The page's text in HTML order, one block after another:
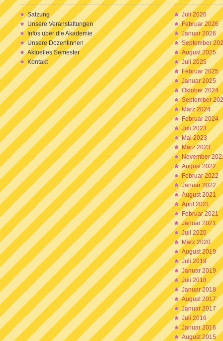
Satzung
Unsere Veranstaltungen
Infos über die Akademie
Unsere Dozentinnen
Aktuelles Semester
Kontakt
Juli 2026
Februar 2026
Januar 2026
September
August 2025
Juli 2025
Februar 2025
Januar 2025
Oktober 2024
September
März 2024
Februar 2024
Juli 2023
Mai 2023
März 2023
November
August 2022
Februar 2022
Januar 2022
August 2021
April 2021
Februar 2021
Januar 2021
Juli 2020
März 2020
August 2019
Juli 2019
Januar 2019
Juli 2018
Januar 2018
August 2017
Januar 2017
Juli 2016
Januar 2016
August 2015